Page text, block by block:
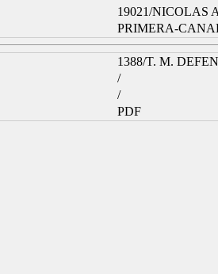
19021/NICOLAS
PRIMERA-
1388/T. M.
/
/
PDF